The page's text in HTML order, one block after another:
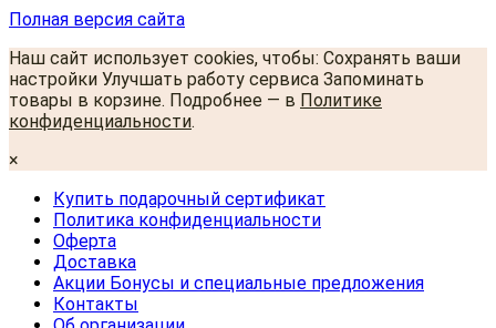
Полная версия сайта
Наш сайт использует cookies, чтобы: Сохранять ваши
настройки Улучшать работу сервиса Запоминать
товары в корзине. Подробнее — в Политике
конфиденциальности.
×
Купить подарочный сертификат
Политика конфиденциальности
Оферта
Доставка
Акции Бонусы и специальные предложения
Контакты